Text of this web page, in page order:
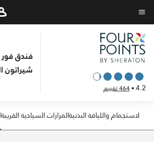
Skip
to
main
content
نص القائمة
4.2
•464 تقييم
فندق
شيراتون
السهم الأيسر
الاستجمام واللياقة البدنيةالمزارات السياحية القريبة